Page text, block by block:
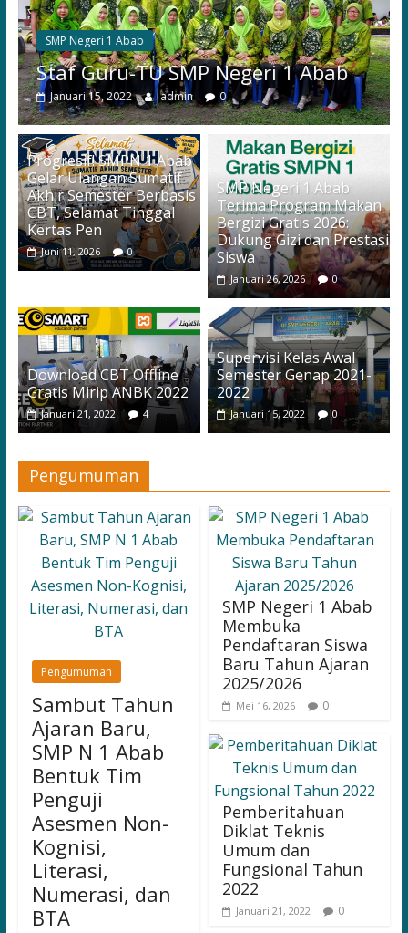
for
the
Future
Leaders
SMP Negeri 1 Abab
Staf Guru-TU SMP Negeri 1 Abab
Januari 15, 2022 admin 0
Progresif! SMPN 1 Abab
Gelar Ulangan Sumatif
Akhir Semester Berbasis
CBT, Selamat Tinggal
Kertas Pen
Juni 11, 2026 0
SMP Negeri 1 Abab
Terima Program Makan
Bergizi Gratis 2026:
Dukung Gizi dan Prestasi
Siswa
Januari 26, 2026 0
Download CBT Offline
Gratis Mirip ANBK 2022
Januari 21, 2022 4
Supervisi Kelas Awal
Semester Genap 2021-
2022
Januari 15, 2022 0
Pengumuman
Pengumuman
Sambut Tahun
Ajaran Baru,
SMP N 1 Abab
Bentuk Tim
Penguji
Asesmen Non-
Kognisi,
Literasi,
Numerasi, dan
BTA
SMP Negeri 1 Abab
Membuka
Pendaftaran Siswa
Baru Tahun Ajaran
2025/2026
Mei 16, 2026 0
Pemberitahuan
Diklat Teknis
Umum dan
Fungsional Tahun
2022
Januari 21, 2022 0